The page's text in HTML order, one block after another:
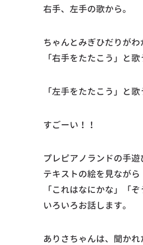
右手、左手の歌から。
ちゃんとみぎひだりがわ
「右手をたたこう」と
「左手をたたこう」と
すごーい！！
プレピアノランドの手遊
テキストの絵を見ながら
「これはなにかな」「
いろいろお話します。
ありさちゃんは、聞かれ